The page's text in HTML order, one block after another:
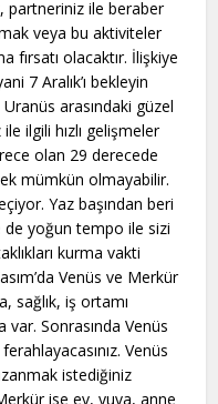
partneriniz ile beraber
veya bu aktiviteler
fırsatı olacaktır. İlişkiye
7 Aralık’ı bekleyin
arasındaki güzel
ilgili hızlı gelişmeler
olan 29 derecede
mümkün olmayabilir.
Yaz başından beri
de yoğun tempo ile sizi
kurma vakti
Venüs ve Merkür
sağlık, iş ortamı
Sonrasında Venüs
Venüs
istediğiniz
ise ev, yuva, anne